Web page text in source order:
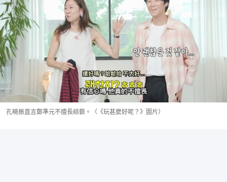
孔曉振直言鄭準元不擅長綜藝。（《玩甚麼好呢？》圖片）